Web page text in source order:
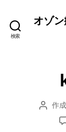
検索
オゾ
投 作